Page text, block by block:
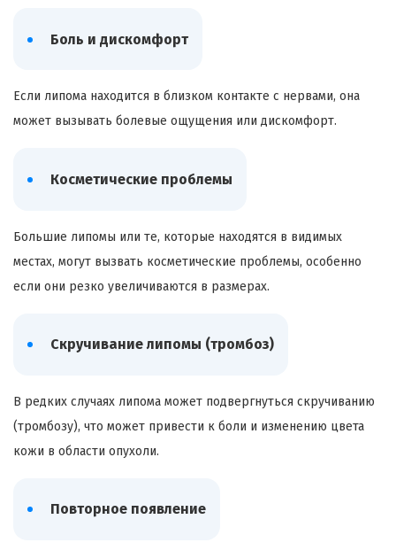
Боль и дискомфорт
Если липома находится в близком контакте с нервами, она
может вызывать болевые ощущения или дискомфорт.
Косметические проблемы
Большие липомы или те, которые находятся в видимых
местах, могут вызвать косметические проблемы, особенно
если они резко увеличиваются в размерах.
Скручивание липомы (тромбоз)
В редких случаях липома может подвергнуться скручиванию
(тромбозу), что может привести к боли и изменению цвета
кожи в области опухоли.
Повторное появление